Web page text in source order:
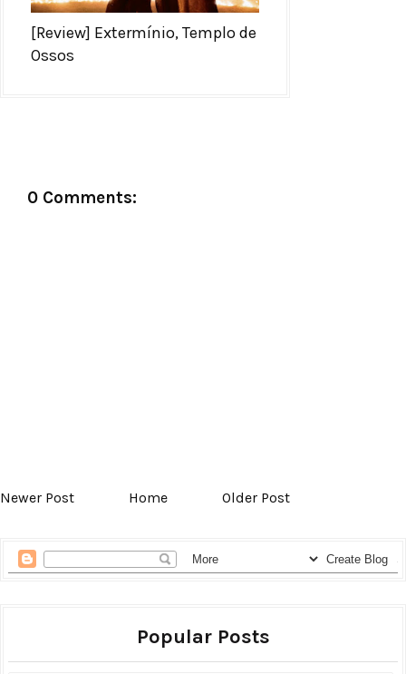
[Review] Extermínio, Templo de
Ossos
0 Comments:
Newer Post Home Older Post
Popular Posts